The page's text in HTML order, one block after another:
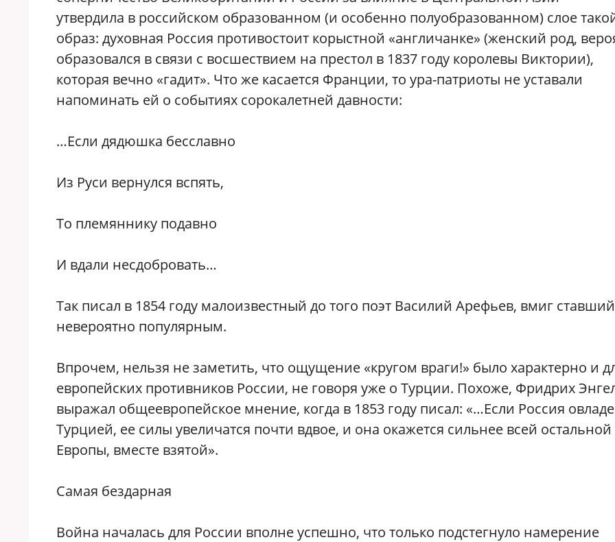
утвердила в российском образованном (и особенно полуобразованном) слое
образ: духовная Россия противостоит корыстной «англичанке» (женский род,
образовался в связи с восшествием на престол в 1837 году королевы Виктории),
которая вечно «гадит». Что же касается Франции, то ура-патриоты не уставали
напоминать ей о событиях сорокалетней давности:
…Если дядюшка бесславно
Из Руси вернулся вспять,
То племяннику подавно
И вдали несдобровать…
Так писал в 1854 году малоизвестный до того поэт Василий Арефьев, вмиг ставший
невероятно популярным.
Впрочем, нельзя не заметить, что ощущение «кругом враги!» было характерно и
европейских противников России, не говоря уже о Турции. Похоже, Фридрих
выражал общеевропейское мнение, когда в 1853 году писал: «…Если Россия
Турцией, ее силы увеличатся почти вдвое, и она окажется сильнее всей остальной
Европы, вместе взятой».
Самая бездарная
Война началась для России вполне успешно, что только подстегнуло намерение